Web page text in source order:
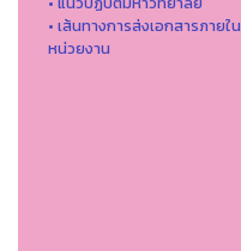
• เส้นทางการส่งเอกสารภายใน
หน่วยงาน